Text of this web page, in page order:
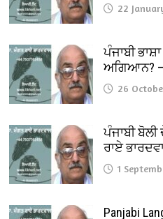
22
ਪੰਜਾਬੀ
ਅਗਿਆਨ? —
26
ਪੰਜਾਬੀ
ਰਾਏ
1
Panjabi